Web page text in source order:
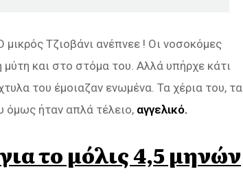
Τζιοβάνι ανέπνεε ! Οι νοσοκόμες
και στο στόμα του. Αλλά υπήρχε κάτι
του έμοιαζαν ενωμένα. Τα χέρια του, τα
ήταν απλά τέλειο, αγγελικό.
το μόλις 4,5 μηνών